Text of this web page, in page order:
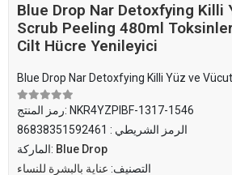
Blue Drop Nar Detoxfying Killi
Scrub Peeling 480ml
Cilt Hücre Yenileyici
Blue Drop Nar Detoxfying Killi Yüz ve
رمز المنتج: NKR4YZPIBF-1317-1546
الرمز الشريطي : 86838351592461
الماركة: Blue Drop
التصنيف: عناية بالبشرة للنساء